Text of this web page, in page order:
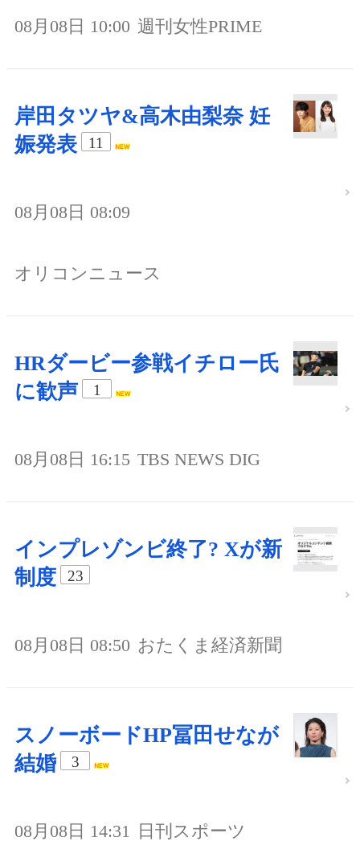
08月08日 10:00 週刊女性PRIME
岸田タツヤ&高木由梨奈 妊
娠発表
11
08月08日 08:09
オリコンニュース
HRダービー参戦イチロー氏
に歓声
1
08月08日 16:15 TBS NEWS DIG
インプレゾンビ終了? Xが新
制度
23
08月08日 08:50 おたくま経済新聞
スノーボードHP冨田せなが
結婚
3
08月08日 14:31 日刊スポーツ